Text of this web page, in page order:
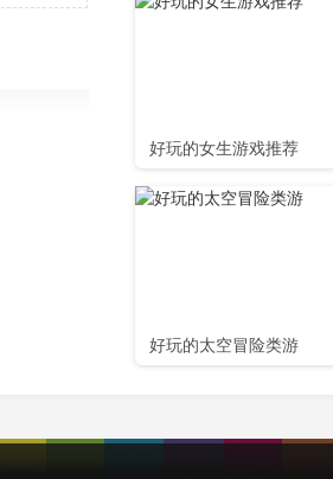
好玩的女生游戏推荐
好玩的太空冒险类游